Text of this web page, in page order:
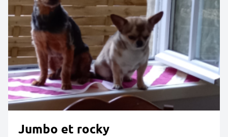
Jumbo et rocky